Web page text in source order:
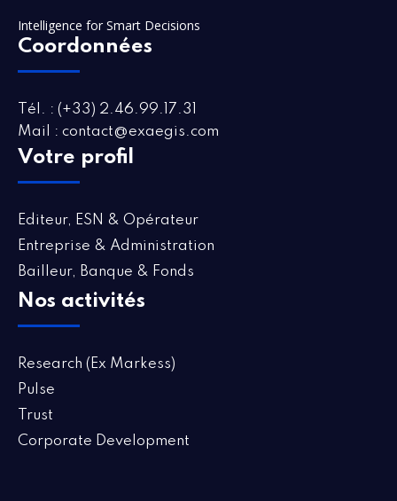
Intelligence for Smart Decisions
Coordonnées
Tél. : (+33) 2.46.99.17.31
Mail : contact@exaegis.com
Votre profil
Editeur, ESN & Opérateur
Entreprise & Administration
Bailleur, Banque & Fonds
Nos activités
Research (Ex Markess)
Pulse
Trust
Corporate Development